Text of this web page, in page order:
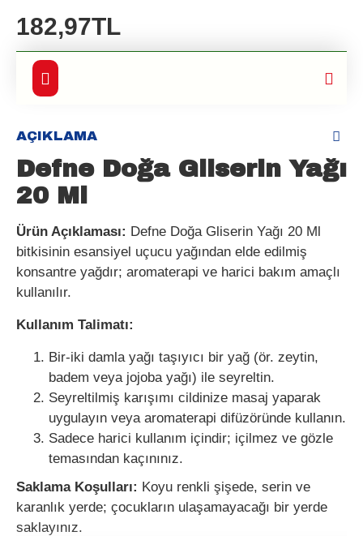
182,97TL
AÇIKLAMA
Defne Doğa Gliserin Yağı
20 Ml
Ürün Açıklaması: Defne Doğa Gliserin Yağı 20 Ml
bitkisinin esansiyel uçucu yağından elde edilmiş
konsantre yağdır; aromaterapi ve harici bakım amaçlı
kullanılır.
Kullanım Talimatı:
Bir-iki damla yağı taşıyıcı bir yağ (ör. zeytin,
badem veya jojoba yağı) ile seyreltin.
Seyreltilmiş karışımı cildinize masaj yaparak
uygulayın veya aromaterapi difüzöründe kullanın.
Sadece harici kullanım içindir; içilmez ve gözle
temasından kaçınınız.
Saklama Koşulları: Koyu renkli şişede, serin ve
karanlık yerde; çocukların ulaşamayacağı bir yerde
saklayınız.